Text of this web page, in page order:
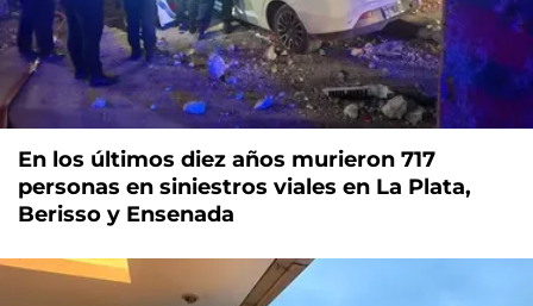
En los últimos diez años murieron 717
personas en siniestros viales en La Plata,
Berisso y Ensenada